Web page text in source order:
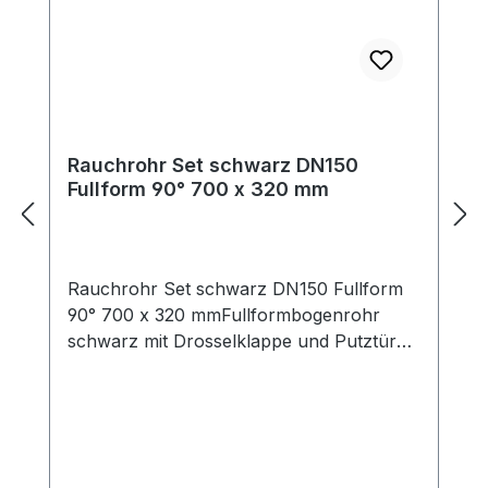
Rauchrohr Set schwarz DN150
Fullform 90° 700 x 320 mm
Rauchrohr Set schwarz DN150 Fullform
90° 700 x 320 mmFullformbogenrohr
schwarz mit Drosselklappe und Putztüre,